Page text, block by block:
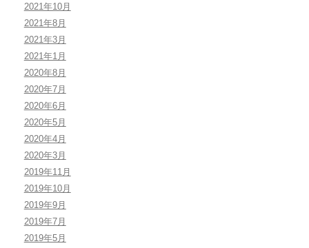
2021年10月
2021年8月
2021年3月
2021年1月
2020年8月
2020年7月
2020年6月
2020年5月
2020年4月
2020年3月
2019年11月
2019年10月
2019年9月
2019年7月
2019年5月